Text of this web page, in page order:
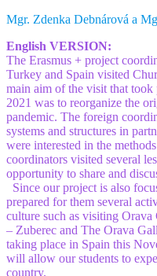
Mgr. Zdenka Debnárová a
English VERSION:
The Erasmus + project
Turkey and Spain visited
main aim of the visit that
2021 was to reorganize the
pandemic. The foreign
systems and structures in
were interested in the
coordinators visited several
opportunity to share and
Since our project is also
prepared for them several
culture such as visiting
– Zuberec and The Orava
taking place in Spain this
will allow our students to
country.